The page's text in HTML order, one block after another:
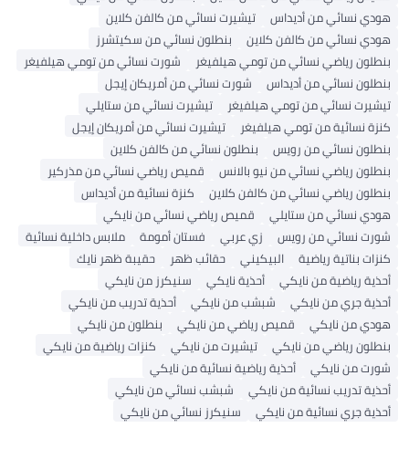
من أديداس
تيشيرت نسائي من كالفن كلاين
من كالفن كلاين
بنطلون نسائي من سكيتشرز
رياضي نسائي من تومي هيلفيغر
شورت نسائي من تومي هيلفيغر
نسائي من أديداس
شورت نسائي من أمريكان إيجل
نسائي من تومي هيلفيغر
تيشيرت نسائي من ستايلي
من تومي هيلفيغر
تيشيرت نسائي من أمريكان إيجل
نسائي من رويس
بنطلون نسائي من كالفن كلاين
رياضي نسائي من نيو بالانس
قميص رياضي نسائي من مذركير
رياضي نسائي من كالفن كلاين
كنزة نسائية من أديداس
من ستايلي
قميص رياضي نسائي من نايكي
من رويس
زي عربي فستان أمومة
ملابس داخلية نسائية
رياضية
البيكيني حقائب ظهر
حقيبة ظهر نايك
من نايكي
أحذية نايكي
سنيكرز من نايكي
من نايكي
شبشب من نايكي
أحذية تدريب من نايكي
نايكي
قميص رياضي من نايكي
بنطلون من نايكي
رياضي من نايكي
تيشيرت من نايكي
كنزات رياضية من نايكي
نايكي
أحذية رياضية نسائية من نايكي
نسائية من نايكي
شبشب نسائي من نايكي
نسائية من نايكي
سنيكرز نسائي من نايكي